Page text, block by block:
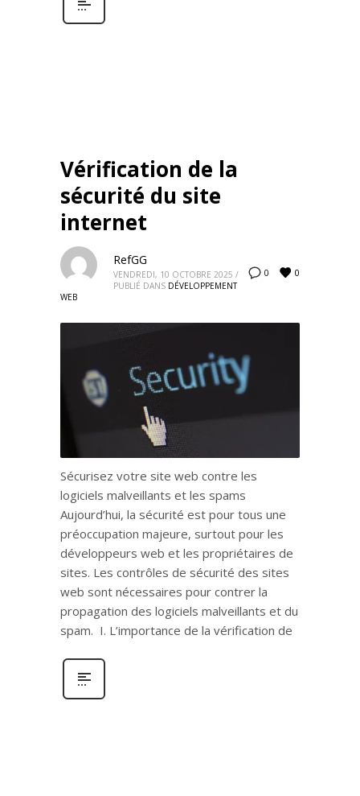
Vérification de la
sécurité du site
internet
0 0
RefGG
VENDREDI, 10 OCTOBRE 2025 /
PUBLIÉ DANS DÉVELOPPEMENT
WEB
Sécurisez votre site web contre les
logiciels malveillants et les spams
Aujourd’hui, la sécurité est pour tous une
préoccupation majeure, surtout pour les
développeurs web et les propriétaires de
sites. Les contrôles de sécurité des sites
web sont nécessaires pour contrer la
propagation des logiciels malveillants et du
spam. I. L’importance de la vérification de